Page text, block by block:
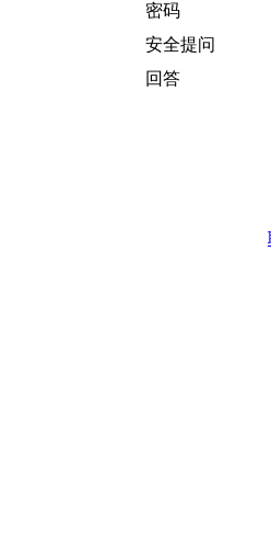
密码
安全提问
回答